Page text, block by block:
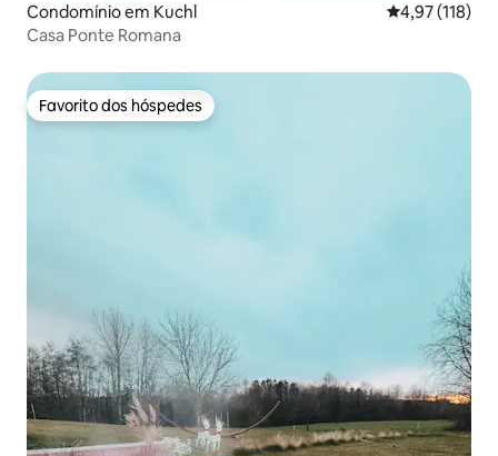
Condomínio em Kuchl Classificação
4,97 (118)
Casa Ponte Romana
Favorito dos hóspedes
Favorito dos hóspedes